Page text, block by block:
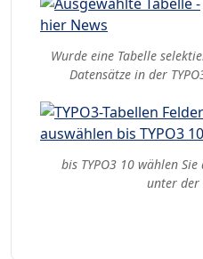
Wurde eine Tabelle
Datensätze in der
bis TYPO3 10 wählen Sie
unter der